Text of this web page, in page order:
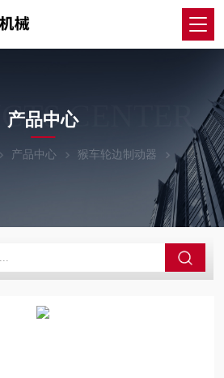
CENTER
产品中心
产品中心 猴车轮边制动器 轮边制